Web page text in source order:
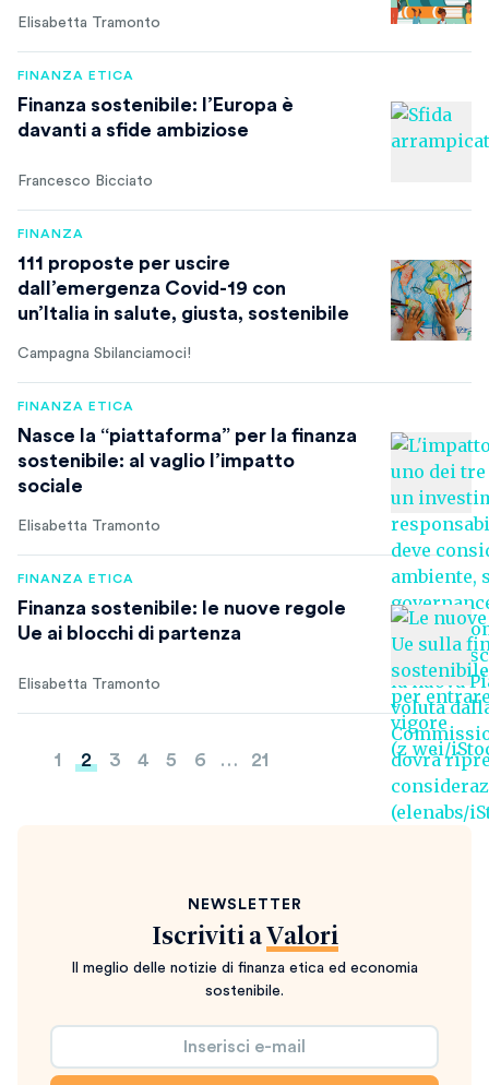
Elisabetta Tramonto
FINANZA ETICA
Finanza sostenibile: l’Europa è
davanti a sfide ambiziose
Francesco Bicciato
FINANZA
111 proposte per uscire
dall’emergenza Covid-19 con
un’Italia in salute, giusta, sostenibile
Campagna Sbilanciamoci!
FINANZA ETICA
Nasce la “piattaforma” per la finanza
sostenibile: al vaglio l’impatto
sociale
Elisabetta Tramonto
FINANZA ETICA
Finanza sostenibile: le nuove regole
Ue ai blocchi di partenza
Elisabetta Tramonto
Paginazione
1 2 3 4 5 6 … 21
NEWSLETTER
Iscriviti a Valori
Il meglio delle notizie di finanza etica ed economia
sostenibile.